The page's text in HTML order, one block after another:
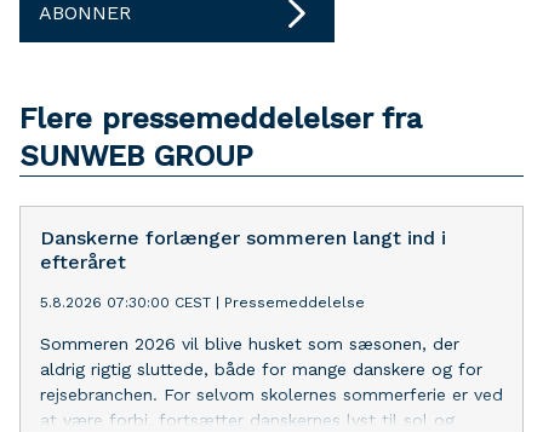
ABONNER
Flere pressemeddelelser fra
SUNWEB GROUP
Danskerne forlænger sommeren langt ind i
efteråret
5.8.2026 07:30:00 CEST Pressemeddelelse
Sommeren 2026 vil blive husket som sæsonen, der
aldrig rigtig sluttede, både for mange danskere og for
rejsebranchen. For selvom skolernes sommerferie er ved
at være forbi, fortsætter danskernes lyst til sol og